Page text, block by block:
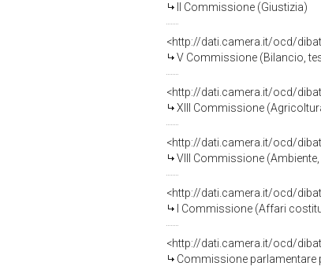
II Commissione (Giustizia)
<http://dati.camera.it/ocd/
V Commissione (Bilancio,
<http://dati.camera.it/ocd/
XIII Commissione
<http://dati.camera.it/ocd/
VIII Commissione
<http://dati.camera.it/ocd/
I Commissione (Affari
<http://dati.camera.it/ocd/
Commissione parlamentare